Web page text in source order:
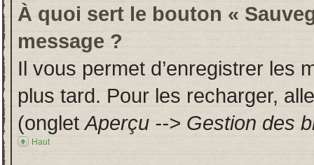
À quoi sert le bouton «
message ?
Il vous permet d’enregistrer les
plus tard. Pour les recharger,
(ongletAperçu --> Gestion des
Haut